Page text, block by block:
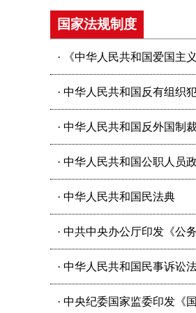
国家法规制度
· 《中华人民共和国爱国主
· 中华人民共和国反有组织
· 中华人民共和国反外国制
· 中华人民共和国公职人员
· 中华人民共和国民法典
· 中共中央办公厅印发《公
· 中华人民共和国民事诉讼
· 中央纪委国家监委印发《